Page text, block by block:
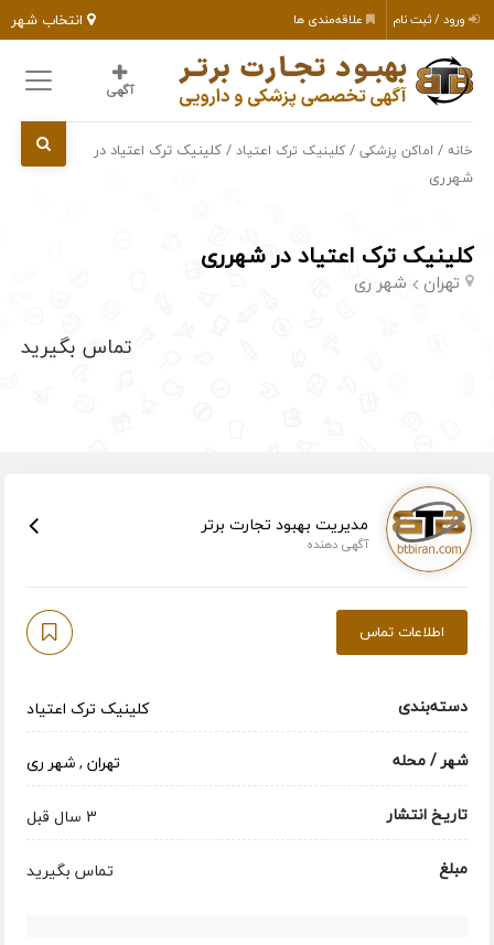
انتخاب شهر ورود / ثبت نام علاقه‌مندی ها
آگهی
خانه / اماکن پزشکی /کلینیک ترک اعتیاد / کلینیک ترک اعتیاد در
شهرری
کلینیک ترک اعتیاد در شهرری
تهران شهر ری
تماس بگیرید
مدیریت بهبود تجارت برتر
آگهی دهنده
اطلاعات تماس
دسته‌بندی
کلینیک ترک اعتیاد
شهر / محله
تهران,شهر ری
تاریخ انتشار
3 سال قبل
مبلغ
تماس بگیرید